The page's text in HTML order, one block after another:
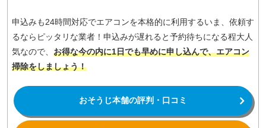
申込みも24時間対応でエアコンを本格的に利用するいま、依頼す
るならピッタリな業者！申込みが遅れると予約待ちになる程大人
気なので、 お得な今の内に1日でも早めに申し込んで、エアコン
掃除をしましょう！
おそうじ本舗の評判・口コミ